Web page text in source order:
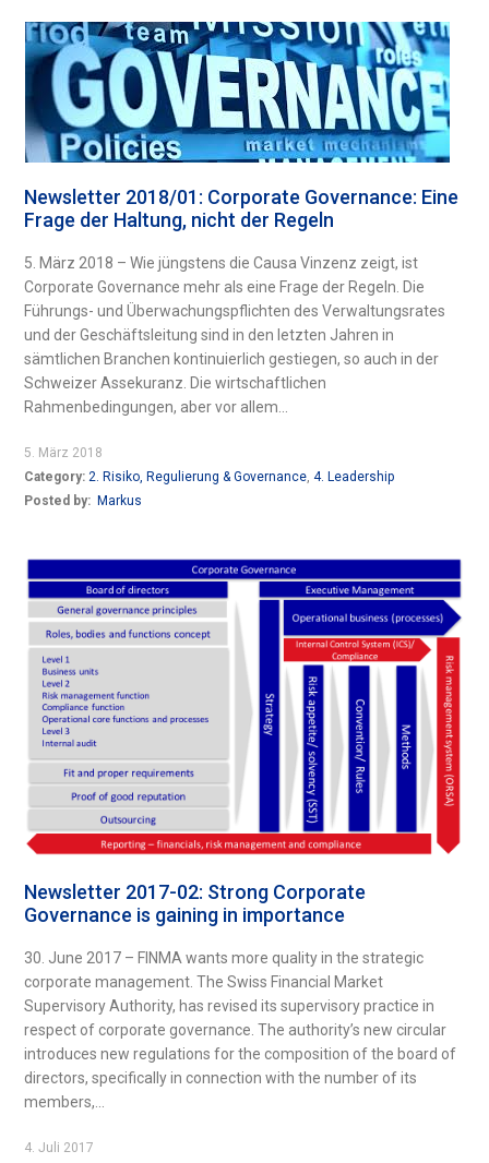
Newsletter 2018/01: Corporate Governance: Eine
Frage der Haltung, nicht der Regeln
5. März 2018 – Wie jüngstens die Causa Vinzenz zeigt, ist
Corporate Governance mehr als eine Frage der Regeln. Die
Führungs- und Überwachungspflichten des Verwaltungsrates
und der Geschäftsleitung sind in den letzten Jahren in
sämtlichen Branchen kontinuierlich gestiegen, so auch in der
Schweizer Assekuranz. Die wirtschaftlichen
Rahmenbedingungen, aber vor allem...
5. März 2018
Category:2. Risiko, Regulierung & Governance,4. Leadership
Posted by: Markus
Newsletter 2017-02: Strong Corporate
Governance is gaining in importance
30. June 2017 – FINMA wants more quality in the strategic
corporate management. The Swiss Financial Market
Supervisory Authority, has revised its supervisory practice in
respect of corporate governance. The authority’s new circular
introduces new regulations for the composition of the board of
directors, specifically in connection with the number of its
members,...
4. Juli 2017